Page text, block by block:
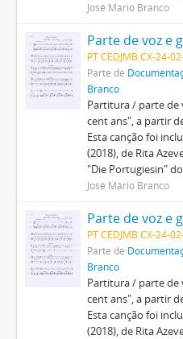
José Mário Branco
PT CEDJMB CX-24-
Parte de
Branco
Partitura / parte de
cent ans", a partir
Esta canção foi
(2018), de Rita
"Die Portugiesin"
José Mário Branco
PT CEDJMB CX-24-
Parte de
Branco
Partitura / parte de
cent ans", a partir
Esta canção foi
(2018), de Rita